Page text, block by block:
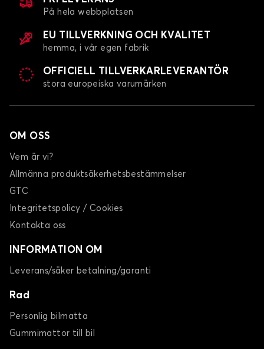
På hela webbplatsen
EU TILLVERKNING OCH KVALITET
hemma, i vår egen fabrik
OFFICIELL TILLVERKARLEVERANTÖR
stora europeiska varumärken
OM OSS
Vem är vi?
Allmänna produktsäkerhetsbestämmelser
GTC
Integritetspolicy / Cookies
Kontakta oss
INFORMATION OM
Leverans/säker betalning/garanti
Rad
Personlig bilmatta
Gummimattor till bil